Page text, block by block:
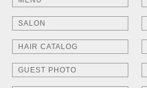
SALON
HAIR CATALOG
GUEST PHOTO